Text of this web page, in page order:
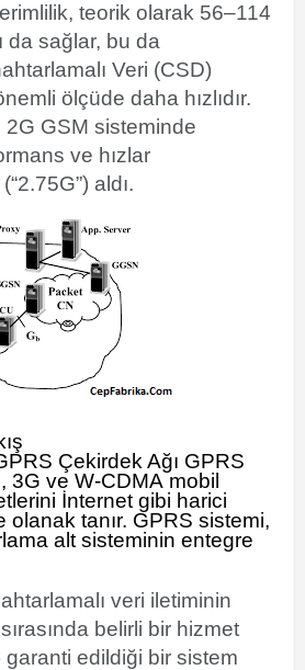
teorik olarak 56–114
da sağlar, bu da
Veri (CSD)
ölçüde daha hızlıdır.
2G GSM sisteminde
ve hızlar
(“2.75G”) aldı.
Çekirdek Ağı GPRS
3G ve W-CDMA mobil
İnternet gibi harici
olanak tanır. GPRS sistemi,
alt sisteminin entegre
veri iletiminin
belirli bir hizmet
garanti edildiği bir sistem